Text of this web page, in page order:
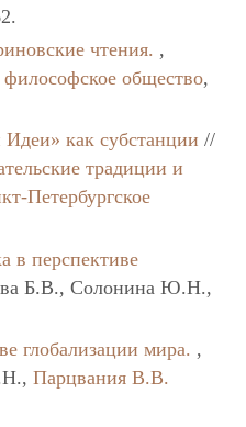
чтения. ,
философское общество,
как субстанции //
традиции и
Петербургское
в перспективе
Б.В., Солонина Ю.Н.,
глобализации мира. ,
Парцвания В.В.